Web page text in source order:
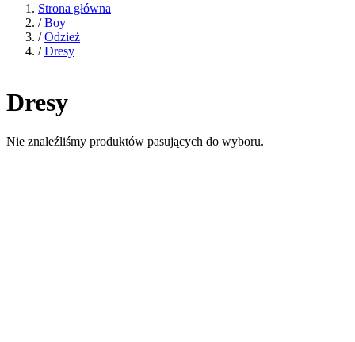
Strona główna
/ Boy
/ Odzież
/ Dresy
Dresy
Nie znaleźliśmy produktów pasujących do wyboru.